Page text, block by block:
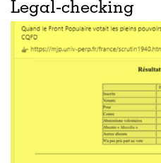
Legal-checking